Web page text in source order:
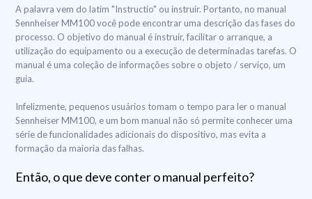
A palavra vem do latim "Instructio" ou instruir. Portanto, no manual
Sennheiser MM100 você pode encontrar uma descrição das fases do
processo. O objetivo do manual é instruir, facilitar o arranque, a
utilização do equipamento ou a execução de determinadas tarefas. O
manual é uma coleção de informações sobre o objeto / serviço, um
guia.
Infelizmente, pequenos usuários tomam o tempo para ler o manual
Sennheiser MM100, e um bom manual não só permite conhecer uma
série de funcionalidades adicionais do dispositivo, mas evita a
formação da maioria das falhas.
Então, o que deve conter o manual perfeito?